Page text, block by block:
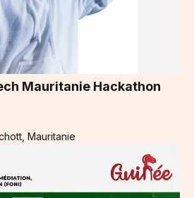
Mauritanie Hackathon
Mauritanie